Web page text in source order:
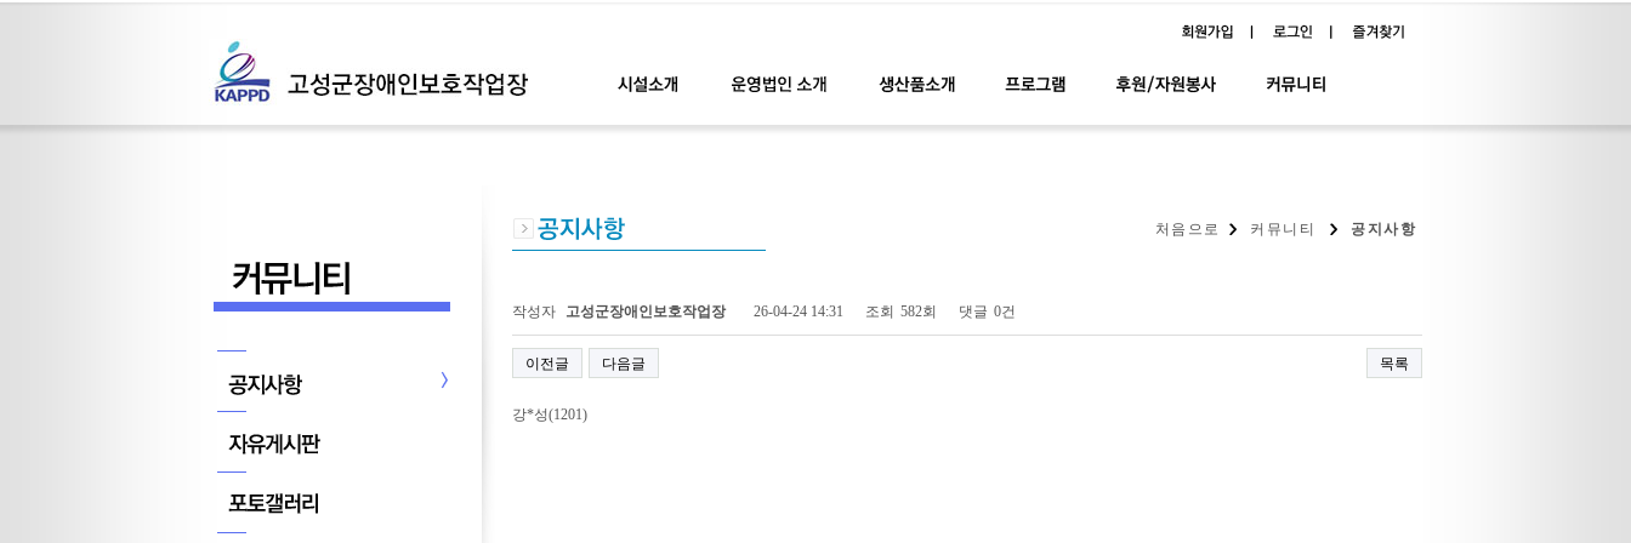
처음으로 커뮤니티 공지사항
페이지 정보
작성자 고성군장애인보호작업장 26-04-24 14:31 조회 582회 댓글 0건
이전글 다음글 목록
강*성(1201)